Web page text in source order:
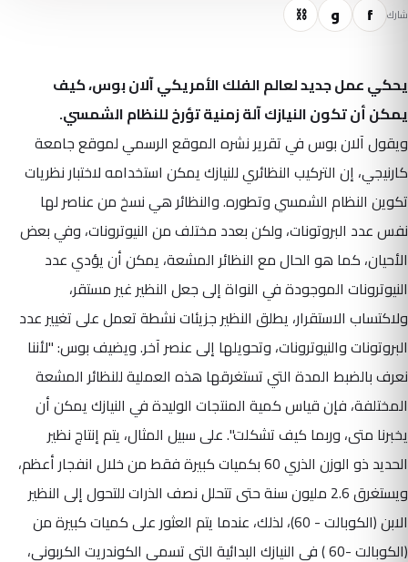
شارك f و ⛓
يحكي عمل جديد لعالم الفلك الأمريكي آلان بوس، كيف
يمكن أن تكون النيازك آلة زمنية تؤرخ للنظام الشمسي.
ويقول آلان بوس في تقرير نشره الموقع الرسمي لموقع جامعة
كارنيجي، إن التركيب النظائري للنيازك يمكن استخدامه لاختبار نظريات
تكوين النظام الشمسي وتطوره. والنظائر هي نسخ من عناصر لها
نفس عدد البروتونات، ولكن بعدد مختلف من النيوترونات، وفي بعض
الأحيان، كما هو الحال مع النظائر المشعة، يمكن أن يؤدي عدد
النيوترونات الموجودة في النواة إلى جعل النظير غير مستقر،
ولاكتساب الاستقرار، يطلق النظير جزيئات نشطة تعمل على تغيير عدد
البروتونات والنيوترونات، وتحويلها إلى عنصر آخر. ويضيف بوس: "لأننا
نعرف بالضبط المدة التي تستغرقها هذه العملية للنظائر المشعة
المختلفة، فإن قياس كمية المنتجات الوليدة في النيازك يمكن أن
يخبرنا متى، وربما كيف تشكلت". على سبيل المثال، يتم إنتاج نظير
الحديد ذو الوزن الذري 60 بكميات كبيرة فقط من خلال انفجار أعظم،
ويستغرق 2.6 مليون سنة حتى تتحلل نصف الذرات للتحول إلى النظير
الابن (الكوبالت - 60)، لذلك، عندما يتم العثور على كميات كبيرة من
(الكوبالت -60 ) في النيازك البدائية التي تسمى الكوندريت الكربوني،